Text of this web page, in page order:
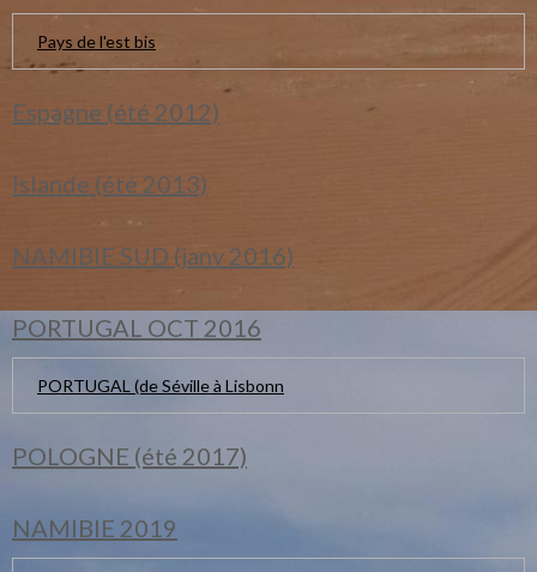
Pays de l'est bis
Espagne (été 2012)
Islande (été 2013)
NAMIBIE SUD (janv 2016)
PORTUGAL OCT 2016
PORTUGAL (de Séville à Lisbonn
POLOGNE (été 2017)
NAMIBIE 2019